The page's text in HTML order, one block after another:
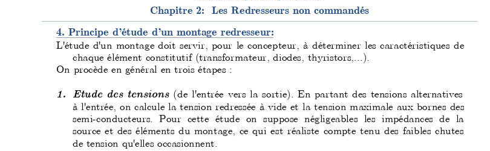
4. Principe d’étude d’un montage redresseur:
L'étude d'un montage doit servir, pour le concepteur, à déterminer les caractéristiques de
chaque élément constitutif (transformateur, diodes, thyristors,...).
On procède en général en trois étapes :
1. Etude des tensions (de l'entrée vers la sortie). En partant des tensions alternatives
à l'entrée, on calcule la tension redressée à vide et la tension maximale aux bornes des
semi-conducteurs. Pour cette étude on suppose négligeables les impédances de la
source et des éléments du montage, ce qui est réaliste compte tenu des faibles chutes
de tension qu'elles occasionnent.
Chapitre 2:  Les Redresseurs non commandés